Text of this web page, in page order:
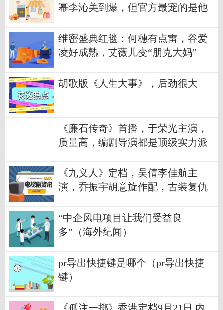
幂李沁美到爆，但官方最宠的是他
维密盛典红毯：何穗有点雷，谷爱
凌好成熟，艾薇儿变“朋克大妈”
胡歌版《人生大事》，后劲很大
《廉石传奇》首播，于荣光主演，
质量高，编剧导演都是顶级实力派
《九义人》定档，吴倩李佳航主
演，乔振宇胡意旋作配，古装复仇
“中企风电项目让我们受益良
多”（海外纪闻）
pr导出快捷键是哪个（pr导出快捷
键）
《孤注一掷》香港定档9月21日 内